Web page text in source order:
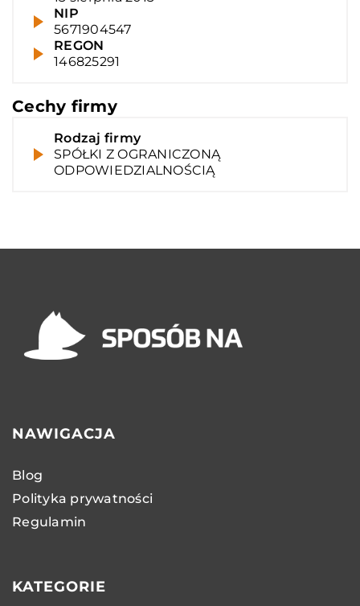
NIP
5671904547
REGON
146825291
Cechy firmy
Rodzaj firmy
SPÓŁKI Z OGRANICZONĄ
ODPOWIEDZIALNOŚCIĄ
NAWIGACJA
Blog
Polityka prywatności
Regulamin
KATEGORIE